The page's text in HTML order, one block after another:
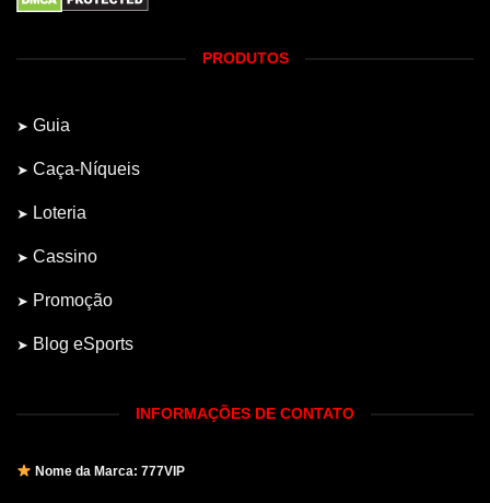
PRODUTOS
Guia
Caça-Níqueis
Loteria
Cassino
Promoção
Blog eSports
INFORMAÇÕES DE CONTATO
Nome da Marca: 777VIP